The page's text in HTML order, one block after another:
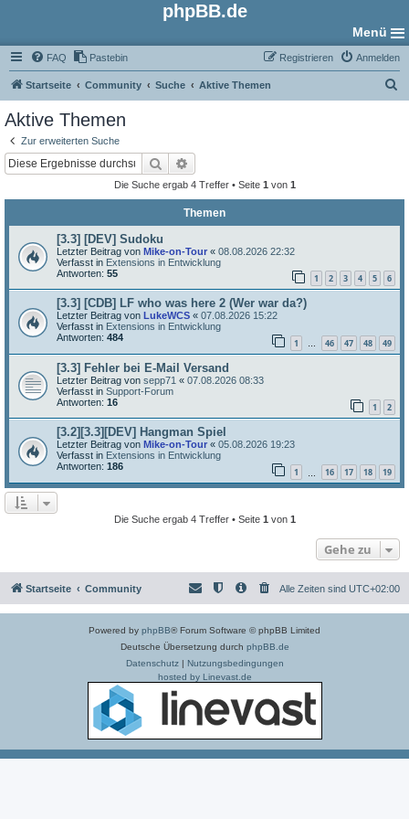
phpBB.de
Menü
FAQ Pastebin Anmelden
Registrieren
Startseite Community Suche Aktive Themen
Aktive Themen
Zur erweiterten Suche
Suche
Die Suche ergab 4 Treffer • Seite 1 von 1
Themen
[3.3] [DEV] Sudoku
Letzter Beitrag von Mike-on-Tour « 08.08.2026 22:32
Verfasst in Extensions in Entwicklung
Antworten: 55 1 2 3 4 5 6
[3.3] [CDB] LF who was here 2 (Wer war da?)
Letzter Beitrag von LukeWCS « 07.08.2026 15:22
Verfasst in Extensions in Entwicklung
Antworten: 484 1 … 46 47 48 49
[3.3] Fehler bei E-Mail Versand
Letzter Beitrag von sepp71 « 07.08.2026 08:33
Verfasst in Support-Forum
Antworten: 16 1 2
[3.2][3.3][DEV] Hangman Spiel
Letzter Beitrag von Mike-on-Tour « 05.08.2026 19:23
Verfasst in Extensions in Entwicklung
Antworten: 186 1 16 17 18 19
Die Suche ergab 4 Treffer • Seite 1 von 1
Gehe zu
Startseite Community Alle Zeiten sind UTC+02:00
Powered by phpBB® Forum Software © phpBB Limited
Deutsche Übersetzung durch phpBB.de
Datenschutz| Nutzungsbedingungen
hosted by Linevast.de